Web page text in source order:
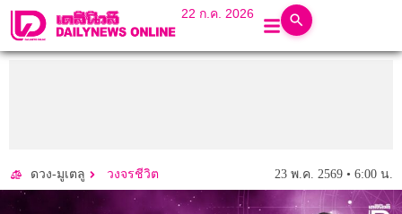
22 ก.ค. 2026
ดวง-มูเตลู วงจรชีวิต 23 พ.ค. 2569 • 6:00 น.